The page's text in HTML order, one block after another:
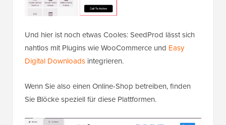
Und hier ist noch etwas Cooles: SeedProd lässt sich
nahtlos mit Plugins wie WooCommerce und Easy
Digital Downloads integrieren.
Wenn Sie also einen Online-Shop betreiben, finden
Sie Blöcke speziell für diese Plattformen.